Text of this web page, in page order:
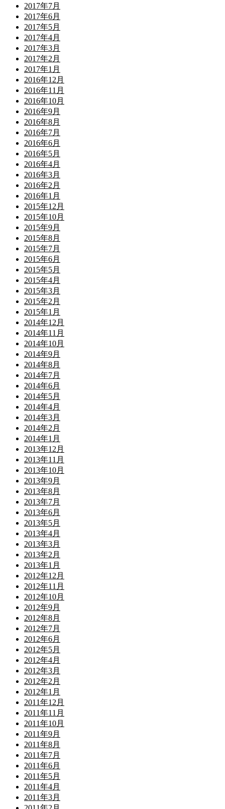
2017年7月
2017年6月
2017年5月
2017年4月
2017年3月
2017年2月
2017年1月
2016年12月
2016年11月
2016年10月
2016年9月
2016年8月
2016年7月
2016年6月
2016年5月
2016年4月
2016年3月
2016年2月
2016年1月
2015年12月
2015年10月
2015年9月
2015年8月
2015年7月
2015年6月
2015年5月
2015年4月
2015年3月
2015年2月
2015年1月
2014年12月
2014年11月
2014年10月
2014年9月
2014年8月
2014年7月
2014年6月
2014年5月
2014年4月
2014年3月
2014年2月
2014年1月
2013年12月
2013年11月
2013年10月
2013年9月
2013年8月
2013年7月
2013年6月
2013年5月
2013年4月
2013年3月
2013年2月
2013年1月
2012年12月
2012年11月
2012年10月
2012年9月
2012年8月
2012年7月
2012年6月
2012年5月
2012年4月
2012年3月
2012年2月
2012年1月
2011年12月
2011年11月
2011年10月
2011年9月
2011年8月
2011年7月
2011年6月
2011年5月
2011年4月
2011年3月